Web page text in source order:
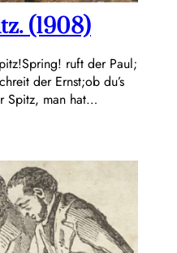
(1908)
ruft der Paul;
der Ernst;ob du’s
Spitz, man hat…